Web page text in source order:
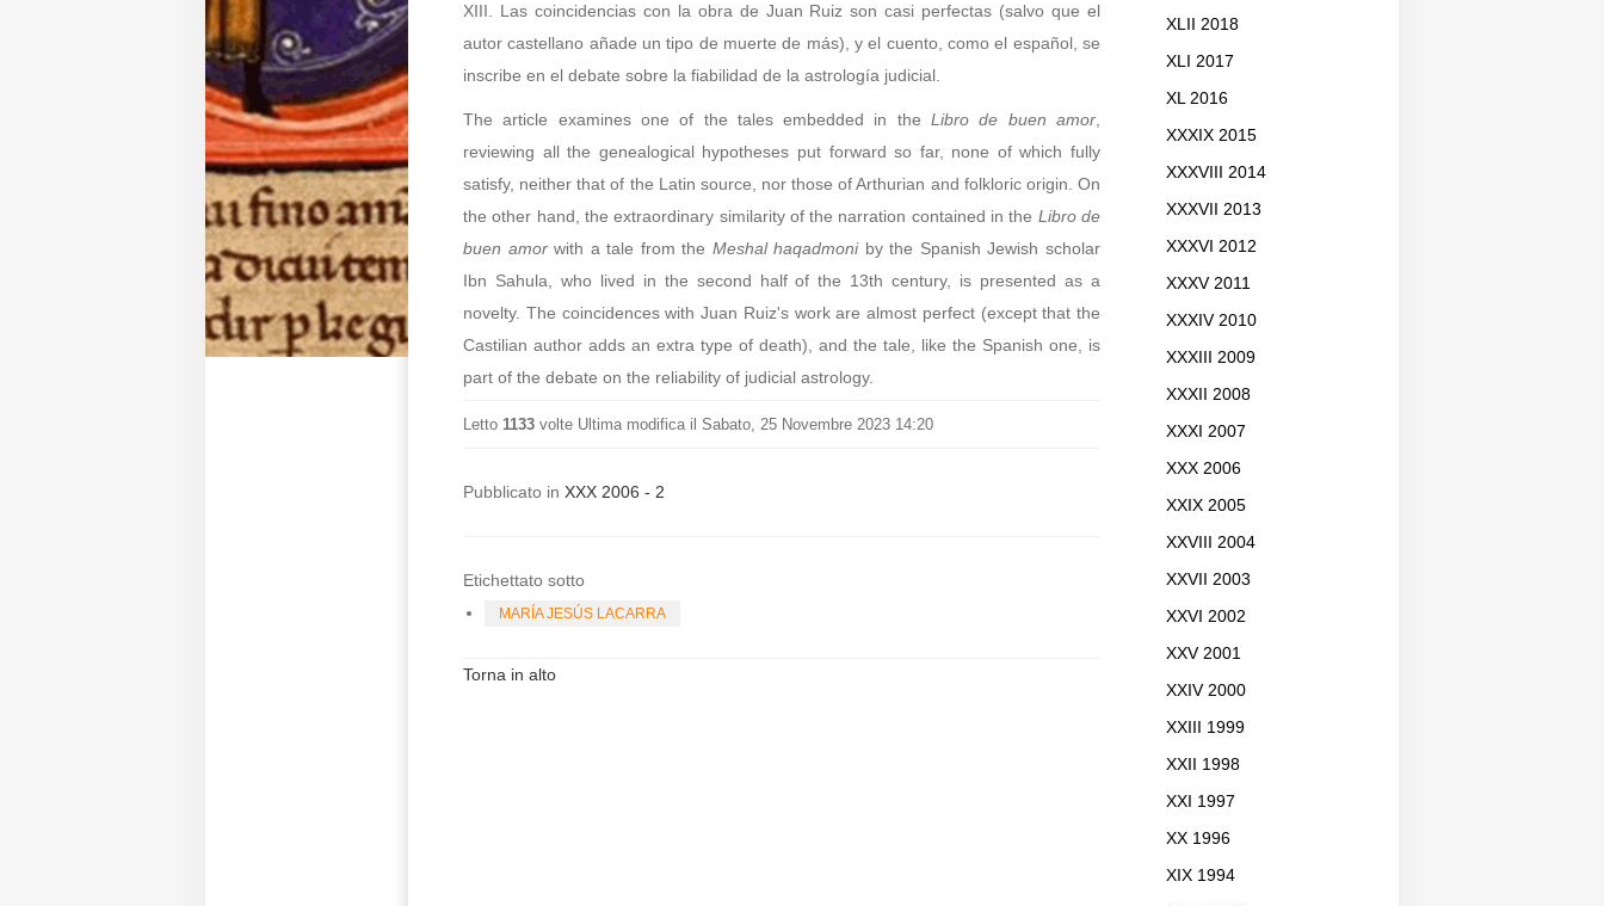
XIII. Las coincidencias con la obra de Juan Ruiz son casi perfectas (salvo que el
autor castellano añade un tipo de muerte de más), y el cuento, como el español, se
inscribe en el debate sobre la fiabilidad de la astrología judicial.
The article examines one of the tales embedded in theLibro de buen amor,
reviewing all the genealogical hypotheses put forward so far, none of which fully
satisfy, neither that of the Latin source, nor those of Arthurian and folkloric origin. On
the other hand, the extraordinary similarity of the narration contained in the Libro de
buen amorwith a tale from the Meshal haqadmoniby the Spanish Jewish scholar
Ibn Sahula, who lived in the second half of the 13th century, is presented as a
novelty. The coincidences with Juan Ruiz's work are almost perfect (except that the
Castilian author adds an extra type of death), and the tale, like the Spanish one, is
part of the debate on the reliability of judicial astrology.
Letto 1133 volte Ultima modifica il Sabato, 25 Novembre 2023 14:20
Pubblicato in XXX 2006 - 2
Etichettato sotto
MARÍA JESÚS LACARRA
Torna in alto
XLII 2018
XLI 2017
XL 2016
XXXIX 2015
XXXVIII 2014
XXXVII 2013
XXXVI 2012
XXXV 2011
XXXIV 2010
XXXIII 2009
XXXII 2008
XXXI 2007
XXX 2006
XXIX 2005
XXVIII 2004
XXVII 2003
XXVI 2002
XXV 2001
XXIV 2000
XXIII 1999
XXII 1998
XXI 1997
XX 1996
XIX 1994